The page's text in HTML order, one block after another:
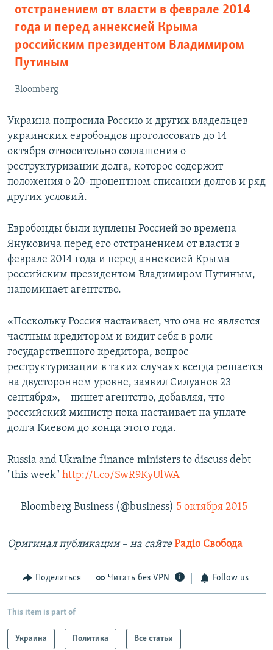
отстранением от власти в феврале 2014
года и перед аннексией Крыма
российским президентом Владимиром
Путиным
Bloomberg
Украина попросила Россию и других владельцев
украинских евробондов проголосовать до 14
октября относительно соглашения о
реструктуризации долга, которое содержит
положения о 20-процентном списании долгов и ряд
других условий.
Евробонды были куплены Россией во времена
Януковича перед его отстранением от власти в
феврале 2014 года и перед аннексией Крыма
российским президентом Владимиром Путиным,
напоминает агентство.
«Поскольку Россия настаивает, что она не является
частным кредитором и видит себя в роли
государственного кредитора, вопрос
реструктуризации в таких случаях всегда решается
на двустороннем уровне, заявил Силуанов 23
сентября», – пишет агентство, добавляя, что
российский министр пока настаивает на уплате
долга Киевом до конца этого года.
Russia and Ukraine finance ministers to discuss debt
"this week" http://t.co/SwR9KyUlWA
— Bloomberg Business (@business) 5 октября 2015
Оригинал публикации – на сайте Радіо Свобода
Поделиться Читать без VPN Follow us
This item is part of
Украина Политика Все статьи